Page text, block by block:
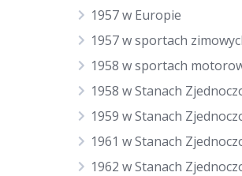
1957 w Europie
1957 w sportach
1958 w sportach
1958 w Stanach
1959 w Stanach
1961 w Stanach
1962 w Stanach